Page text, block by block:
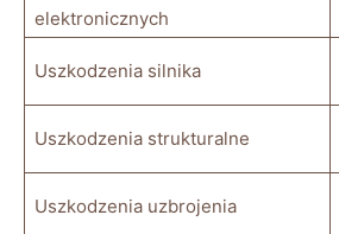
elektronicznych
Uszkodzenia silnika
Uszkodzenia strukturalne
Uszkodzenia uzbrojenia